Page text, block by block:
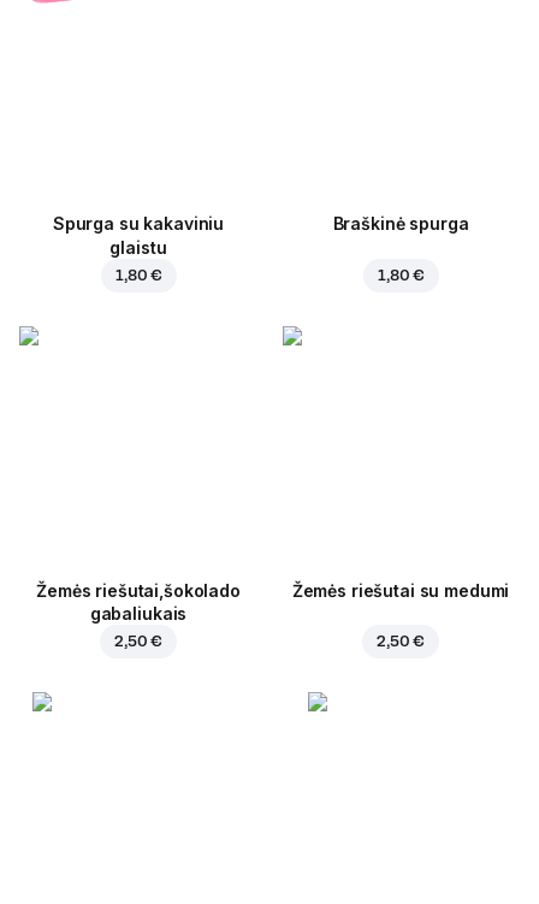
Spurga su kakaviniu
glaistu
1,80 €
Braškinė spurga
1,80 €
Žemės riešutai,šokolado
gabaliukais
2,50 €
Žemės riešutai su medumi
2,50 €